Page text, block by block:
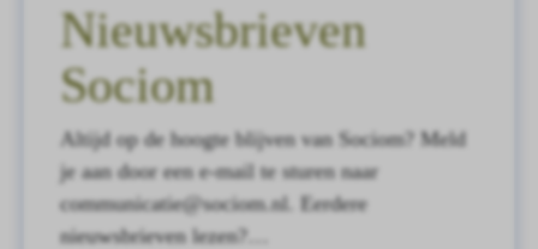
Nieuwsbrieven
Sociom
Altijd op de hoogte blijven van Sociom? Meld
je aan door een e-mail te sturen naar
communicatie@sociom.nl. Eerdere
nieuwsbrieven lezen?…